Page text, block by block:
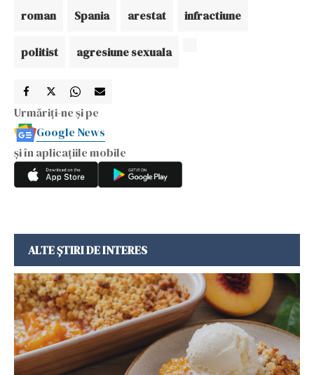
roman Spania arestat infractiune
politist agresiune sexuala
Urmăriți-ne și pe
Google News
și în aplicațiile mobile
ALTE ȘTIRI DE INTERES